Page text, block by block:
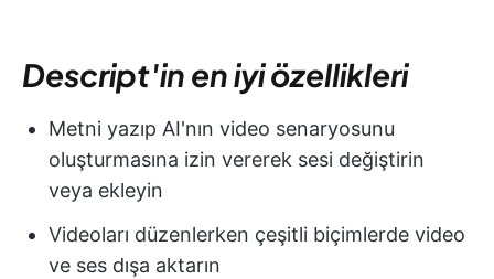
Descript'in en iyi özellikleri
Metni yazıp AI'nın video senaryosunu
oluşturmasına izin vererek sesi değiştirin
veya ekleyin
Videoları düzenlerken çeşitli biçimlerde video
ve ses dışa aktarın